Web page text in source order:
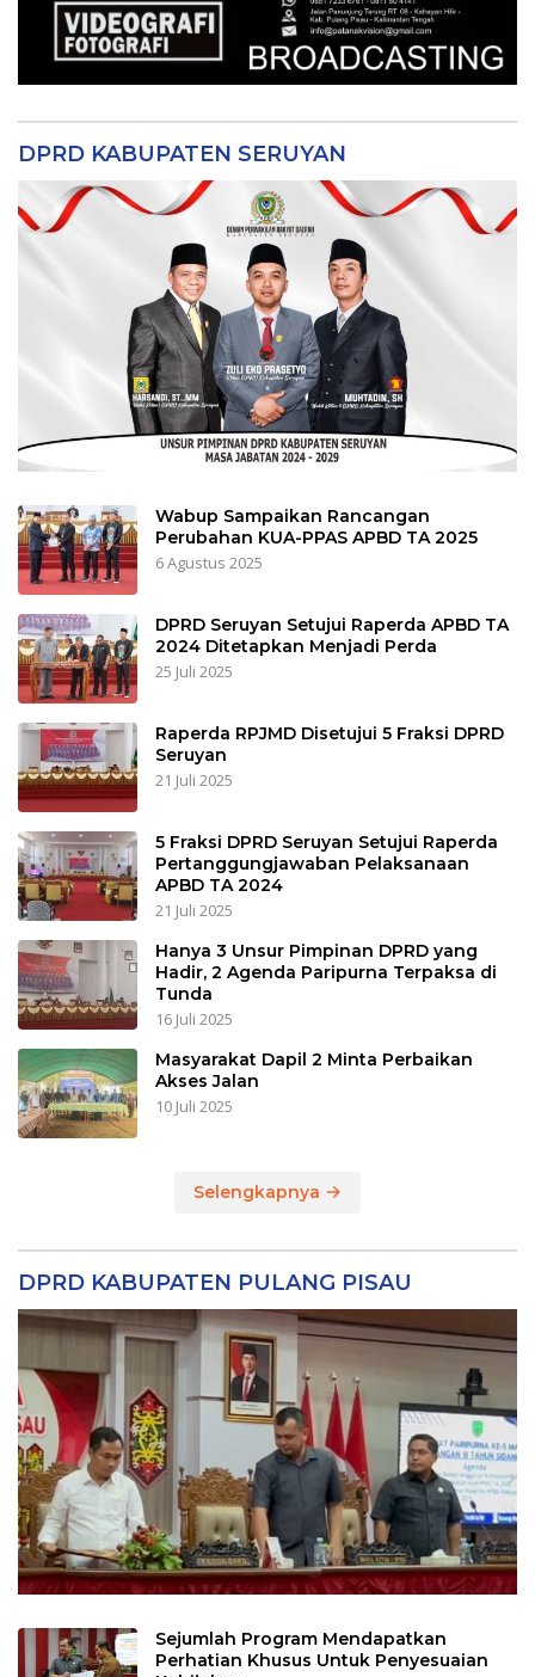
DPRD KABUPATEN SERUYAN
Wabup Sampaikan Rancangan
Perubahan KUA-PPAS APBD TA 2025
6 Agustus 2025
DPRD Seruyan Setujui Raperda APBD TA
2024 Ditetapkan Menjadi Perda
25 Juli 2025
Raperda RPJMD Disetujui 5 Fraksi DPRD
Seruyan
21 Juli 2025
5 Fraksi DPRD Seruyan Setujui Raperda
Pertanggungjawaban Pelaksanaan
APBD TA 2024
21 Juli 2025
Hanya 3 Unsur Pimpinan DPRD yang
Hadir, 2 Agenda Paripurna Terpaksa di
Tunda
16 Juli 2025
Masyarakat Dapil 2 Minta Perbaikan
Akses Jalan
10 Juli 2025
Selengkapnya
DPRD KABUPATEN PULANG PISAU
Sejumlah Program Mendapatkan
Perhatian Khusus Untuk Penyesuaian